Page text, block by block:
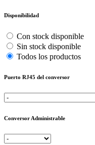
Disponibilidad
Con stock disponible
Sin stock disponible
Todos los productos
Puerto RJ45 del conversor
Conversor Administrable